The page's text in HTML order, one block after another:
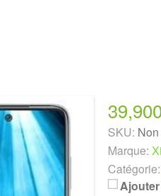
SKU:
Marque:
Catégorie: